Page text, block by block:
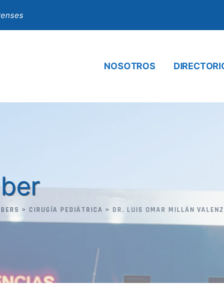
NOSOTROS
> CIRUGÍA PEDIÁTRICA > DR. LUIS OMAR MILLÁN